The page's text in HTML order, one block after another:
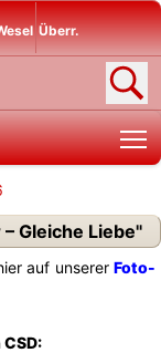
Überr.
Gleiche Liebe"
auf unserer Foto-